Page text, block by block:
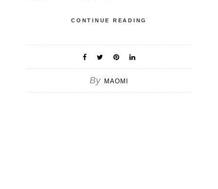
CONTINUE READING
By MAOMI